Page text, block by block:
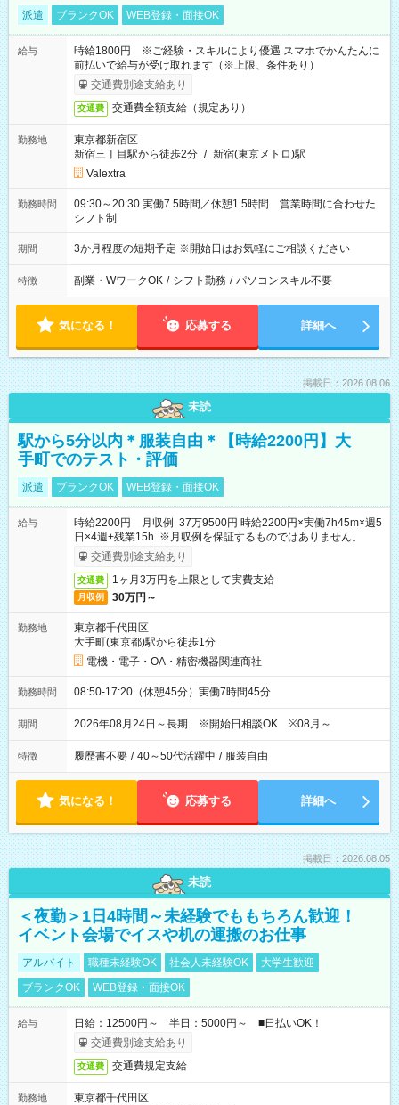
派遣 ブランクOK WEB登録・面接OK
給与
時給1800円 ※ご経験・スキルにより優遇 スマホでかんたんに
前払いで給与が受け取れます（※上限、条件あり）
交通費別途支給あり
交通費 交通費全額支給（規定あり）
勤務地
東京都新宿区
新宿三丁目駅から徒歩2分 / 新宿(東京メトロ)駅
Valextra
勤務時間
09:30～20:30 実働7.5時間／休憩1.5時間 営業時間に合わせた
シフト制
期間 3か月程度の短期予定 ※開始日はお気軽にご相談ください
特徴 副業・WワークOK / シフト勤務 / パソコンスキル不要
気になる！ 応募する 詳細へ
掲載日：2026.08.06
未読
駅から5分以内＊服装自由＊【時給2200円】大
手町でのテスト・評価
派遣 ブランクOK WEB登録・面接OK
給与
時給2200円 月収例 37万9500円 時給2200円×実働7h45m×週5
日×4週+残業15h ※月収例を保証するものではありません。
交通費別途支給あり
交通費 1ヶ月3万円を上限として実費支給
月収例 30万円～
勤務地
東京都千代田区
大手町(東京都)駅から徒歩1分
電機・電子・OA・精密機器関連商社
勤務時間 08:50-17:20（休憩45分）実働7時間45分
期間 2026年08月24日～長期 ※開始日相談OK ※08月～
特徴 履歴書不要 / 40～50代活躍中 / 服装自由
気になる！ 応募する 詳細へ
掲載日：2026.08.05
未読
＜夜勤＞1日4時間～未経験でももちろん歓迎！
イベント会場でイスや机の運搬のお仕事
アルバイト 職種未経験OK 社会人未経験OK
大学生歓迎
ブランクOK
WEB登録・面接OK
給与
日給：12500円～ 半日：5000円～ ■日払いOK！
交通費別途支給あり
交通費 交通費規定支給
勤務地
東京都千代田区